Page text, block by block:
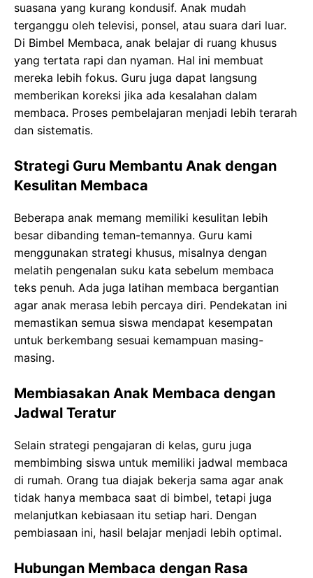
suasana yang kurang kondusif. Anak mudah
terganggu oleh televisi, ponsel, atau suara dari luar.
Di Bimbel Membaca, anak belajar di ruang khusus
yang tertata rapi dan nyaman. Hal ini membuat
mereka lebih fokus. Guru juga dapat langsung
memberikan koreksi jika ada kesalahan dalam
membaca. Proses pembelajaran menjadi lebih terarah
dan sistematis.
Strategi Guru Membantu Anak dengan
Kesulitan Membaca
Beberapa anak memang memiliki kesulitan lebih
besar dibanding teman-temannya. Guru kami
menggunakan strategi khusus, misalnya dengan
melatih pengenalan suku kata sebelum membaca
teks penuh. Ada juga latihan membaca bergantian
agar anak merasa lebih percaya diri. Pendekatan ini
memastikan semua siswa mendapat kesempatan
untuk berkembang sesuai kemampuan masing-
masing.
Membiasakan Anak Membaca dengan
Jadwal Teratur
Selain strategi pengajaran di kelas, guru juga
membimbing siswa untuk memiliki jadwal membaca
di rumah. Orang tua diajak bekerja sama agar anak
tidak hanya membaca saat di bimbel, tetapi juga
melanjutkan kebiasaan itu setiap hari. Dengan
pembiasaan ini, hasil belajar menjadi lebih optimal.
Hubungan Membaca dengan Rasa